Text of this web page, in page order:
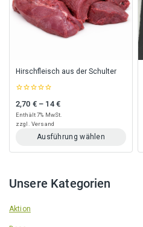
Hirschfleisch aus der Schulter
out
of
2,70 € – 14 €Preisspanne: 2,70 € bis 14 €
Enthält 7% MwSt.
zzgl. Versand
Ausführung wählen
Dieses
mehrere
auf.
Unsere Kategorien
Aktion